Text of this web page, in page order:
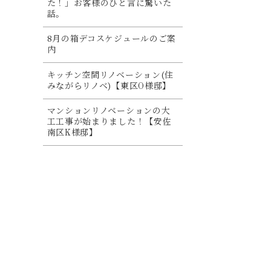
た！」お客様のひと言に驚いた
話。
8月の箱デコスケジュールのご案
内
キッチン空間リノベーション(住
みながらリノベ)【東区O様邸】
マンションリノベーションの大
工工事が始まりました！【安佐
南区K様邸】